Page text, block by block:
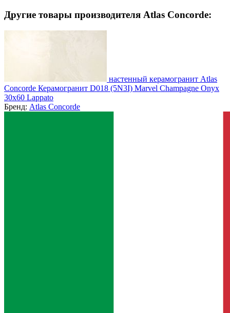
Другие товары производителя Atlas Concorde:
настенный керамогранит Atlas
Concorde Керамогранит D018 (5N3I) Marvel Champagne Onyx
30x60 Lappato
Бренд: Atlas Concorde